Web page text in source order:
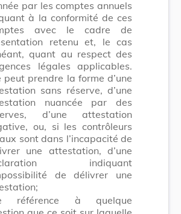
par les comptes annuels
à la conformité de ces
avec le cadre de
retenu et, le cas
quant au respect des
légales applicables.
peut prendre la forme d’une
sans réserve, d’une
nuancée par des
d’une attestation
ou, si les contrôleurs
sont dans l’incapacité de
une attestation, d’une
indiquant
de délivrer une
référence à quelque